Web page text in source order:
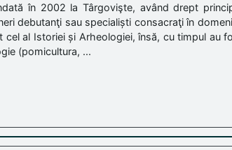
în 2002 la Târgovişte, având drept
debutanţi sau specialiști consacraţi în
al Istoriei și Arheologiei, însă, cu timpul au
(pomicultura, ...